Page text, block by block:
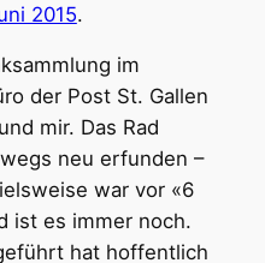
2015.
im
der Post St. Gallen
mir. Das Rad
neu erfunden –
war vor «6
ist es immer noch.
hat hoffentlich